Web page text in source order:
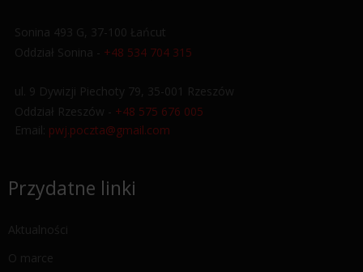
Sonina 493 G, 37-100 Łańcut
Oddział Sonina - +48 534 704 315
ul. 9 Dywizji Piechoty 79, 35-001 Rzeszów
Oddział Rzeszów - +48 575 676 005
Email: pwj.poczta@gmail.com
Przydatne linki
Aktualności
O marce